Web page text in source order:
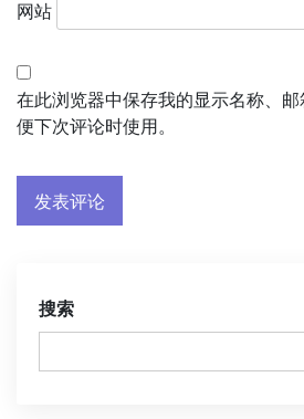
网站
在此浏览器中保存我的显示名称、
便下次评论时使用。
搜索